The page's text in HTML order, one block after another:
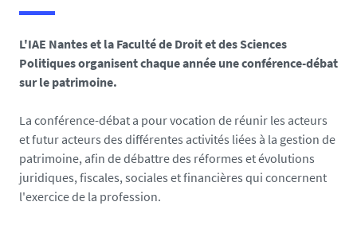
L'IAE Nantes et la Faculté de Droit et des Sciences
Politiques organisent chaque année une conférence-débat
sur le patrimoine.
La conférence-débat a pour vocation de réunir les acteurs
et futur acteurs des différentes activités liées à la gestion de
patrimoine, afin de débattre des réformes et évolutions
juridiques, fiscales, sociales et financières qui concernent
l'exercice de la profession.